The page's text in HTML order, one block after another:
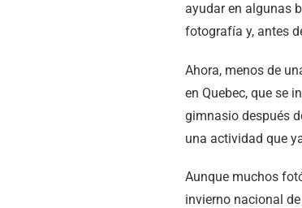
ayudar en algunas
fotografía y, antes
Ahora, menos de
en Quebec, que se
gimnasio después
una actividad que
Aunque muchos
invierno nacional